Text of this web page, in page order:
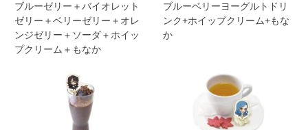
ブルーゼリー＋バイオレット
ゼリー＋ベリーゼリー＋オレ
ンジゼリー＋ソーダ＋ホイッ
プクリーム＋もなか
ブルーベリーヨーグルトドリ
ンク+ホイップクリーム+もな
か